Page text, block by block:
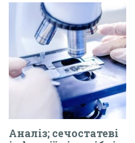
Аналіз; сечостатеві